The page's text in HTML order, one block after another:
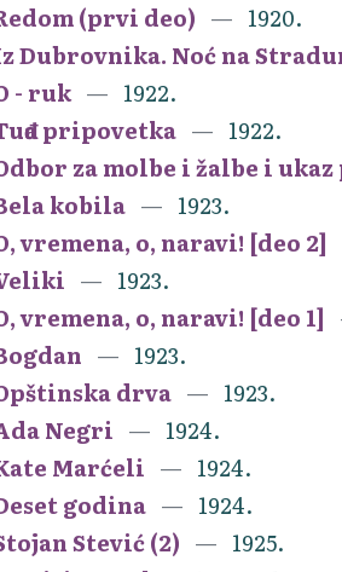
(prvi deo)
1920.
Dubrovnika. Noć na
- ruk
1922.
pripovetka
1922.
za molbe i žalbe i
kobila
1923.
vremena, o, naravi! [deo 2]
1923.
vremena, o, naravi! [deo 1]
1923.
drva
1923.
Negri
1924.
Marćeli
1924.
godina
1924.
Stević (2)
1925.